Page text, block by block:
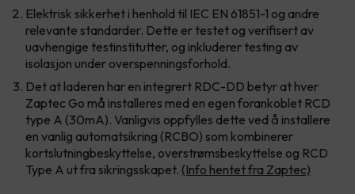
Elektrisk sikkerhet i henhold til IEC EN 61851-1 og andre
relevante standarder. Dette er testet og verifisert av
uavhengige testinstitutter, og inkluderer testing av
isolasjon under overspenningsforhold.
Det at laderen har en integrert RDC-DD betyr at hver
Zaptec Go må installeres med en egen forankoblet RCD
type A (30mA). Vanligvis oppfylles dette ved å installere
en vanlig automatsikring (RCBO) som kombinerer
kortslutningbeskyttelse, overstrømsbeskyttelse og RCD
Type A ut fra sikringsskapet. (Info hentet fra Zaptec)